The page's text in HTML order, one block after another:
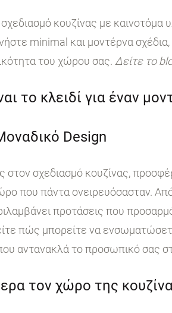
κουζίνας με καινοτόμα
minimal και μοντέρνα
του χώρου σας. Δείτε το
το κλειδί για έναν
Design
σχεδιασμό κουζίνας,
που πάντα ονειρευόσασταν.
προτάσεις που
πώς μπορείτε να
αντανακλά το προσωπικό σας
τον χώρο της